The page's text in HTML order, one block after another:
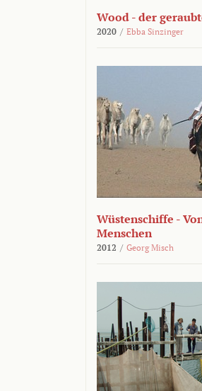
Wood - der
2020 / Ebba Sinzinger
Wüstenschiffe -
Menschen
2012 / Georg Misch